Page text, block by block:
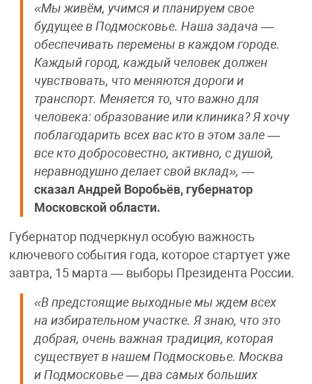
«Мы живём, учимся и планируем свое
будущее в Подмосковье. Наша задача —
обеспечивать перемены в каждом городе.
Каждый город, каждый человек должен
чувствовать, что меняются дороги и
транспорт. Меняется то, что важно для
человека: образование или клиника? Я хочу
поблагодарить всех вас кто в этом зале —
все кто добросовестно, активно, с душой,
неравнодушно делает свой вклад», —
сказал Андрей Воробьёв, губернатор
Московской области.
Губернатор подчеркнул особую важность
ключевого события года, которое стартует уже
завтра, 15 марта — выборы Президента России.
«В предстоящие выходные мы ждем всех
на избирательном участке. Я знаю, что это
добрая, очень важная традиция, которая
существует в нашем Подмосковье. Москва
и Подмосковье — два самых больших